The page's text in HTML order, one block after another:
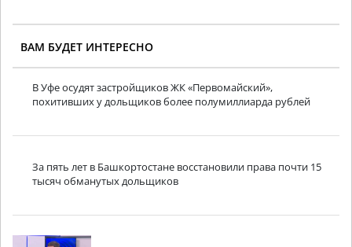
ВАМ БУДЕТ ИНТЕРЕСНО
В Уфе осудят застройщиков ЖК «Первомайский»,
похитивших у дольщиков более полумиллиарда рублей
За пять лет в Башкортостане восстановили права почти 15
тысяч обманутых дольщиков